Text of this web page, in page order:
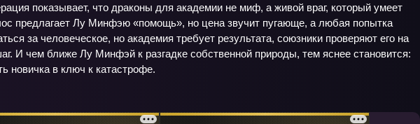
показывает, что драконы для академии не миф, а живой враг, который умеет
предлагает Лу Минфэю «помощь», но цена звучит пугающе, а любая попытка
за человеческое, но академия требует результата, союзники проверяют его на
И чем ближе Лу Минфэй к разгадке собственной природы, тем яснее становится:
новичка в ключ к катастрофе.